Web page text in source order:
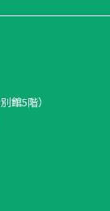
館5階）